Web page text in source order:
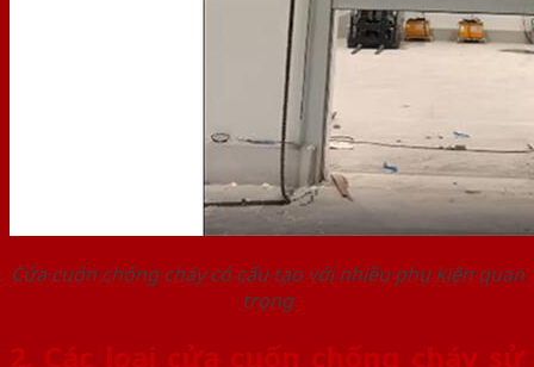
Cửa cuốn chống cháy có cấu tạo với nhiều phụ kiện quan
trọng
2. Các loại cửa cuốn chống cháy sử